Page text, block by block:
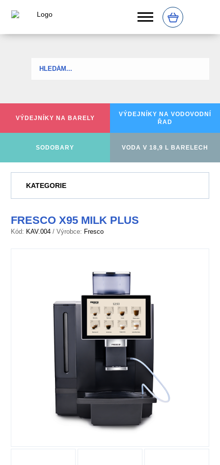
0
VÝDEJNÍKY NA BARELY
VÝDEJNÍKY NA VODOVODNÍ
ŘAD
SODOBARY VODA V 18,9 L BARELECH
KATEGORIE
FRESCO X95 MILK PLUS
Kód: KAV.004 / Výrobce: Fresco